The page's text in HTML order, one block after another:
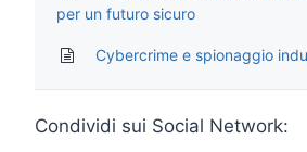
per un futuro sicuro
Cybercrime e spionaggio
Condividi sui Social Network: